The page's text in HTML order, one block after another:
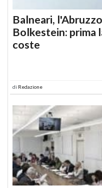
Balneari,
Bolkestein: prima
coste
di Redazione